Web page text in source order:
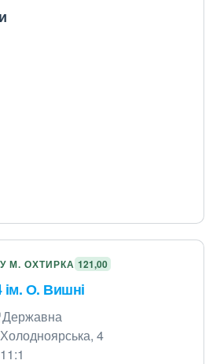
М. ОХТИРКА 121,00
ім. О. Вишні
Державна
4